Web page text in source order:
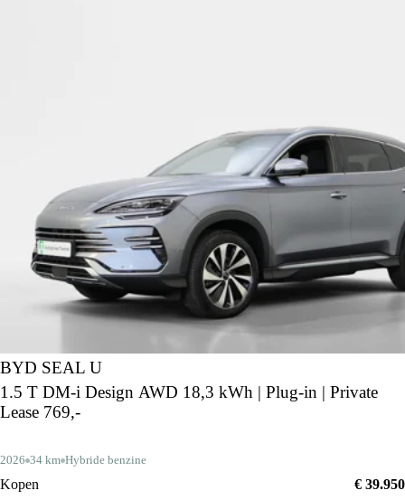
BYD SEAL U
1.5 T DM-i Design AWD 18,3 kWh | Plug-in | Private
Lease 769,-
2026 34 km Hybride benzine
Kopen
€ 39.950